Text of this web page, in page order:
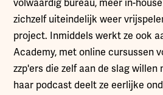
volwaardig bureau, meer in-
zichzelf uiteindelijk weer
project. Inmiddels werkt ze ook
Academy, met online cursussen
zzp'ers die zelf aan de slag
haar podcast deelt ze eerlijke